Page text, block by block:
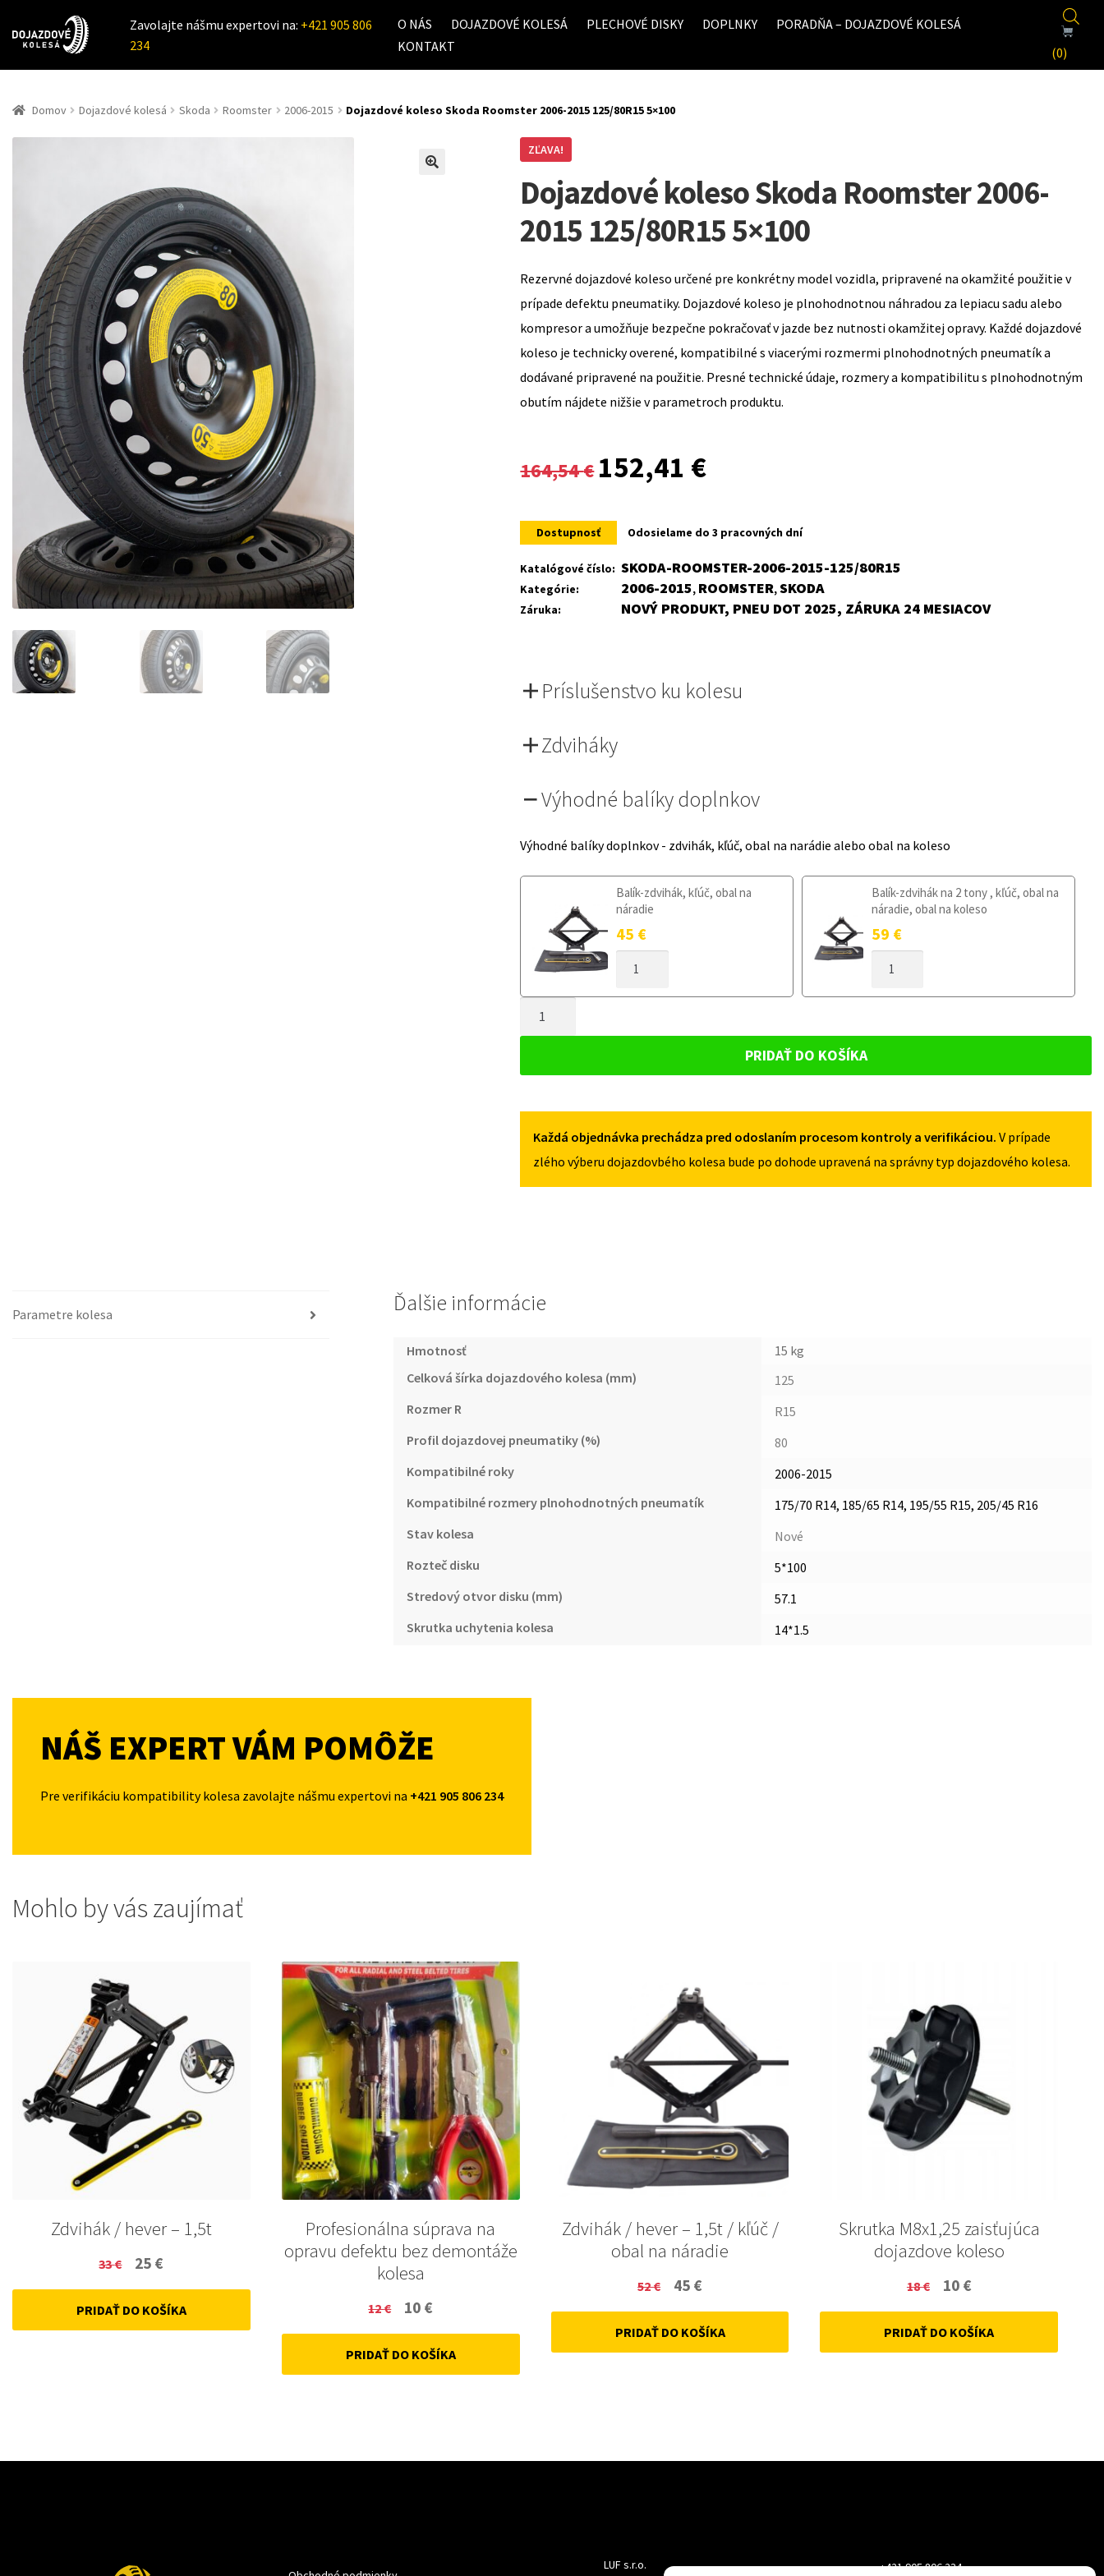
Zavolajte nášmu expertovi na: +421 905 806
234
O NÁS DOJAZDOVÉ KOLESÁ PLECHOVÉ DISKY DOPLNKY
PORADŇA – DOJAZDOVÉ KOLESÁ
KONTAKT
(0)
Domov Dojazdové kolesá Skoda Roomster 2006-2015 Dojazdové koleso Skoda Roomster 2006-2015 125/80R15 5×100
ZĽAVA!
Dojazdové koleso Skoda Roomster 2006-
2015 125/80R15 5×100
Rezervné dojazdové koleso určené pre konkrétny model vozidla, pripravené na okamžité použitie v
prípade defektu pneumatiky. Dojazdové koleso je plnohodnotnou náhradou za lepiacu sadu alebo
kompresor a umožňuje bezpečne pokračovať v jazde bez nutnosti okamžitej opravy. Každé dojazdové
koleso je technicky overené, kompatibilné s viacerými rozmermi plnohodnotných pneumatík a
dodávané pripravené na použitie. Presné technické údaje, rozmery a kompatibilitu s plnohodnotným
obutím nájdete nižšie v parametroch produktu.
164,54€
Original
was:
164,54 €.
152,41 €
is:
152,41 €.
Dostupnosť Odosielame do 3 pracovných dní
Katalógové číslo: SKODA-ROOMSTER-2006-2015-125/80R15
Kategórie: 2006-2015, ROOMSTER,SKODA
Záruka: NOVÝ PRODUKT, PNEU DOT 2025, ZÁRUKA 24 MESIACOV
Príslušenstvo ku kolesu
Zdviháky
Výhodné balíky doplnkov
Výhodné balíky doplnkov - zdvihák, kľúč, obal na narádie alebo obal na koleso
Balík-zdvihák, kľúč, obal na
náradie
45 €
DOJAZDOVÉ
2006-
125/80R15
Balík-zdvihák na 2 tony , kľúč, obal na
náradie, obal na koleso
59 €
DOJAZDOVÉ
2006-
125/80R15
2006-
2015
5X100
PRIDAŤ DO KOŠÍKA
Každá objednávka prechádza pred odoslaním procesom kontroly a verifikáciou. V prípade
zlého výberu dojazdovbého kolesa bude po dohode upravená na správny typ dojazdového kolesa.
Parametre kolesa Ďalšie informácie
Hmotnosť
15 kg
Celková šírka dojazdového kolesa (mm)
125
Rozmer R
R15
Profil dojazdovej pneumatiky (%)
80
Kompatibilné roky
2006-2015
Kompatibilné rozmery plnohodnotných pneumatík
175/70 R14, 185/65 R14, 195/55 R15, 205/45 R16
Stav kolesa
Nové
Rozteč disku
5*100
Stredový otvor disku (mm)
57.1
Skrutka uchytenia kolesa
14*1.5
NÁŠ EXPERT VÁM POMÔŽE
Pre verifikáciu kompatibility kolesa zavolajte nášmu expertovi na +421 905 806 234
Mohlo by vás zaujímať
Zdvihák / hever – 1,5t
33€
Original
price
was:
25 €
price
is:
PRIDAŤ DO KOŠÍKA
Profesionálna súprava na
opravu defektu bez demontáže
kolesa
12€
Original
price
was:
10 €
price
is:
PRIDAŤ DO KOŠÍKA
Zdvihák / hever – 1,5t / kľúč /
obal na náradie
52€
Original
price
was:
45 €Current
price
is:
PRIDAŤ DO KOŠÍKA
Skrutka M8x1,25 zaisťujúca
dojazdove koleso
18€
Original
price
was:
10 €Current
price
is:
PRIDAŤ DO KOŠÍKA
LUF s.r.o. +421 905 806 234